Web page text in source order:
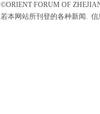
©ORIENT FORUM OF
若本网站所刊登的各种新闻.